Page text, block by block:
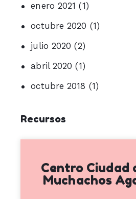
enero 2021 (1)
octubre 2020 (1)
julio 2020 (2)
abril 2020 (1)
octubre 2018 (1)
Recursos
Centro Ciudad
Muchachos